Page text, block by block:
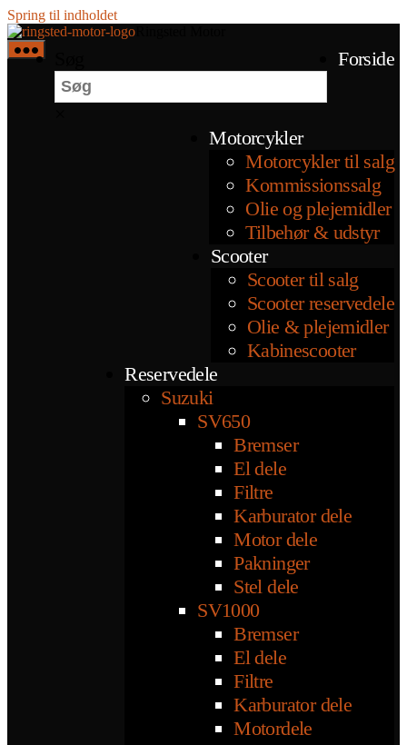
Spring til indholdet
Forside
Motorcykler
Motorcykler til salg
Kommissionssalg
Olie og plejemidler
Tilbehør & udstyr
Scooter
Scooter til salg
Scooter reservedele
Olie & plejemidler
Kabinescooter
Reservedele
Suzuki
SV650
Bremser
El dele
Filtre
Karburator dele
Motor dele
Pakninger
Stel dele
SV1000
Bremser
El dele
Filtre
Karburator dele
Motordele